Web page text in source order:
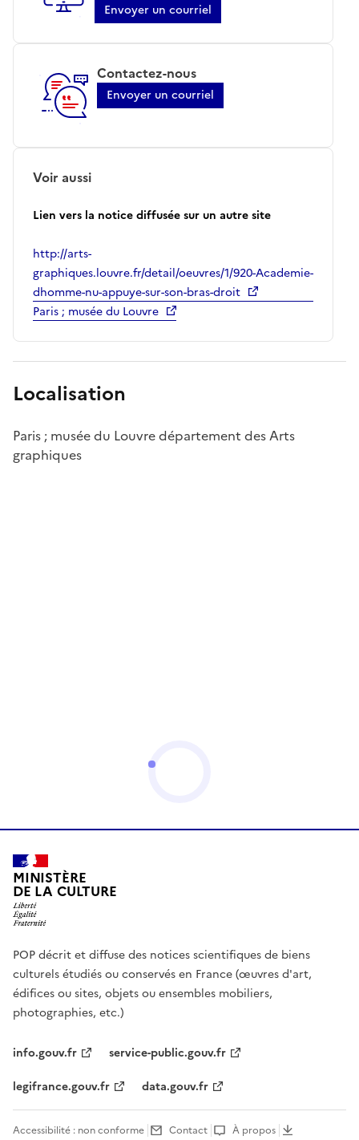
Envoyer un courriel
Contactez-nous
Envoyer un courriel
Voir aussi
Lien vers la notice diffusée sur un autre site
http://arts-
graphiques.louvre.fr/detail/oeuvres/1/920-Academie-
dhomme-nu-appuye-sur-son-bras-droit
Paris ; musée du Louvre
Localisation
Paris ; musée du Louvre département des Arts
graphiques
MINISTÈRE
DE LA CULTURE
POP décrit et diffuse des notices scientifiques de biens
culturels étudiés ou conservés en France (œuvres d'art,
édifices ou sites, objets ou ensembles mobiliers,
photographies, etc.)
info.gouv.fr
service-public.gouv.fr
legifrance.gouv.fr
data.gouv.fr
Accessibilité : non conforme Contact À propos